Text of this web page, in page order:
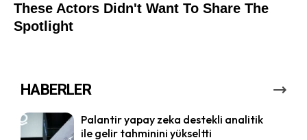
HABERLER
Palantir yapay zeka destekli analitik
ile gelir tahminini yükseltti